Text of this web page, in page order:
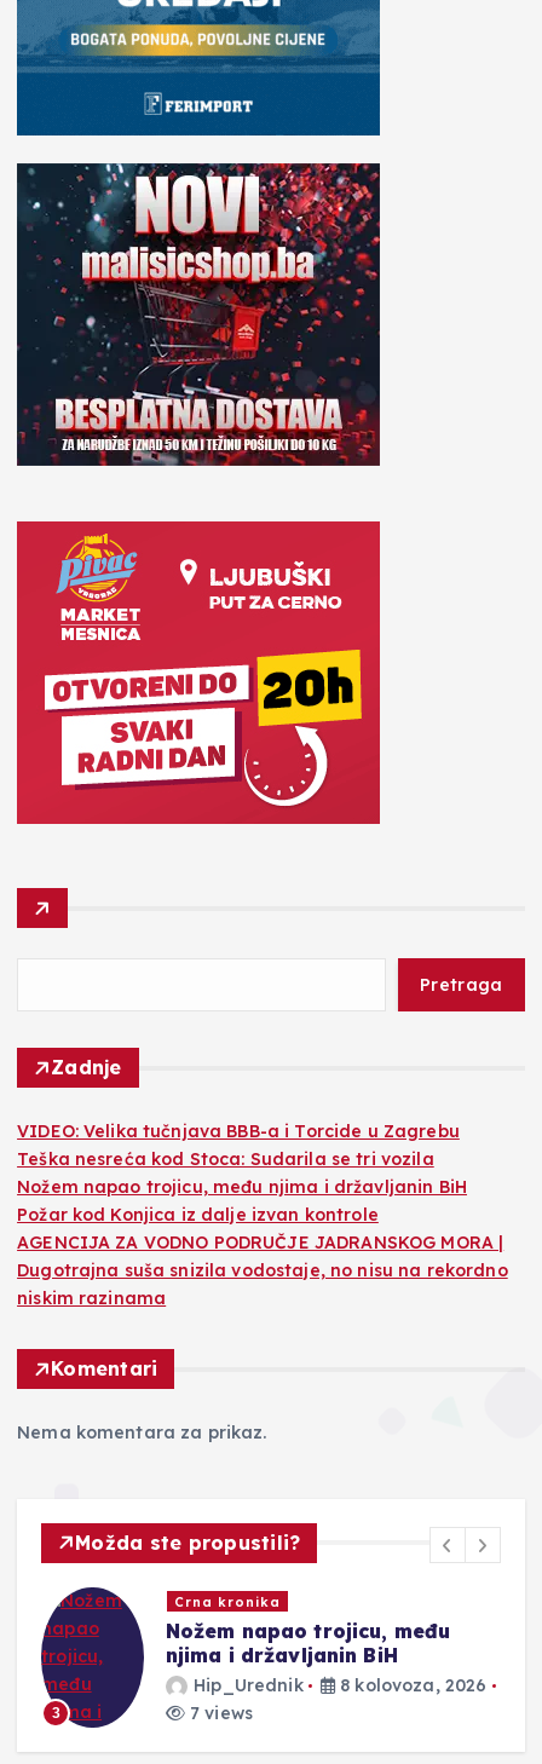
Pretraga
Zadnje
VIDEO: Velika tučnjava BBB-a i Torcide u Zagrebu
Teška nesreća kod Stoca: Sudarila se tri vozila
Nožem napao trojicu, među njima i državljanin BiH
Požar kod Konjica iz dalje izvan kontrole
AGENCIJA ZA VODNO PODRUČJE JADRANSKOG MORA |
Dugotrajna suša snizila vodostaje, no nisu na rekordno
niskim razinama
Komentari
Nema komentara za prikaz.
Možda ste propustili?
3
Crna kronika
Nožem napao trojicu, među
njima i državljanin BiH
Hip_Urednik
8 kolovoza, 2026
7 views